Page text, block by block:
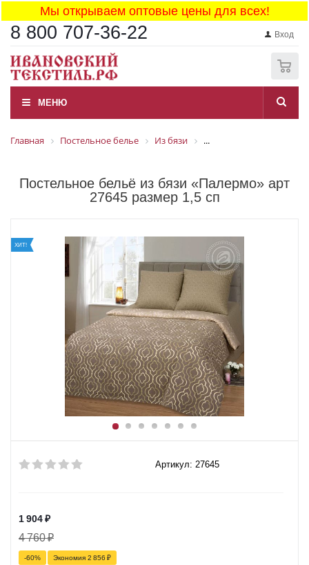
Мы открываем оптовые цены для всех!
8 800 707-36-22 Вход
МЕНЮ
Главная Постельное белье Из бязи ...
Постельное бельё из бязи «Палермо» арт
27645 размер 1,5 сп
ХИТ!
Артикул: 27645
1 904₽
4 760₽
-60% Экономия 2 856 ₽